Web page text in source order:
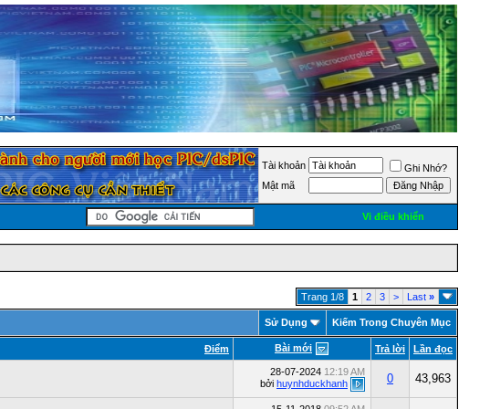
Tài khoản
Ghi Nhớ?
Mật mã
Vi điều khiển
Trang 1/8 1 2 3 > Last »
Sử Dụng Kiếm Trong Chuyên Mục
Ðiểm Bài mới Trả lời Lần đọc
28-07-2024 12:19 AM
bởi huynhduckhanh 0 43,963